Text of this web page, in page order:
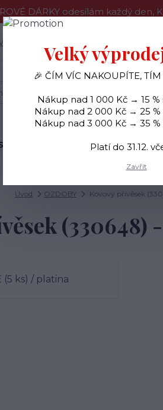
DÁRKY odesílám každý den,
o nákupu
OZDOBY
Úvod OZDOBY Kovový přívěsek
(330648)
Velký
🎉 ČÍM VÍC NAKOUPÍTE, TÍM
Nákup nad 1 000 Kč → 15 %
Nákup nad 2 000 Kč → 25 %
Nákup nad 3 000 Kč → 35 %
Platí do 31.12.
Zavřít